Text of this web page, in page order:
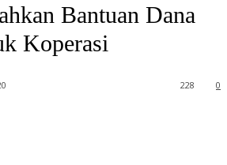
Bantuan Dana
Koperasi
0
228